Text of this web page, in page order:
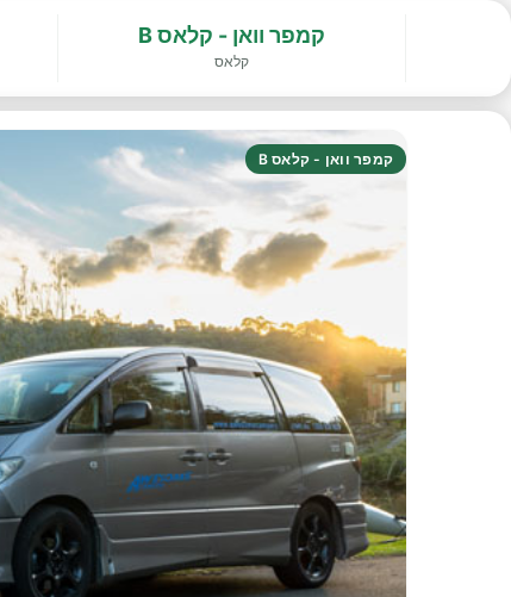
קמפר וואן - קלאס B
קלאס
קמפר וואן - קלאס B